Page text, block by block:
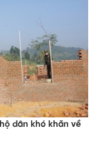
dân khó khăn về